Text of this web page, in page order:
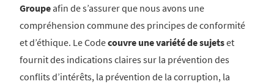
Groupeafin de s’assurer que nous avons une
compréhension commune des principes de conformité
et d’éthique. Le Codecouvre une variété de sujetset
fournit des indications claires sur la prévention des
conflits d’intérêts, la prévention de la corruption, la